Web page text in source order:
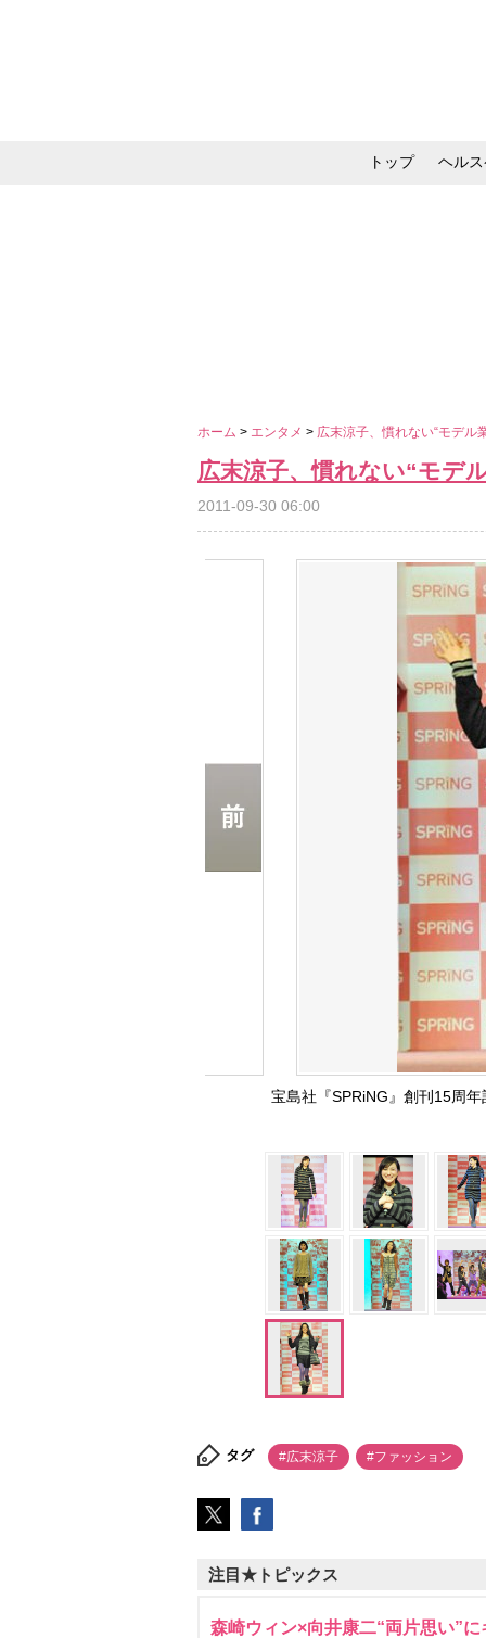
トップ ヘル
ホーム > エンタメ > 広末涼子、慣れない“モデル
広末涼子、慣れない“モデ
2011-09-30 06:00
宝島社『SPRiNG』創刊15周
タグ #広末涼子 #ファッション
注目★トピックス
森崎ウィン×向井康二“両片思い”